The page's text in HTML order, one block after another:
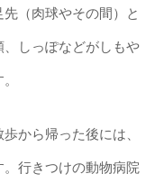
（肉球やその間）と
しっぽなどがしもや
から帰った後には、
行きつけの動物病院